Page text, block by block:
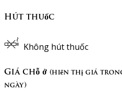
Hút thuốc
Không hút thuốc
Giá chỗ ở (hiển thị giá
ngày)